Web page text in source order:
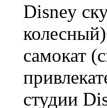
Disney
самокат
студии